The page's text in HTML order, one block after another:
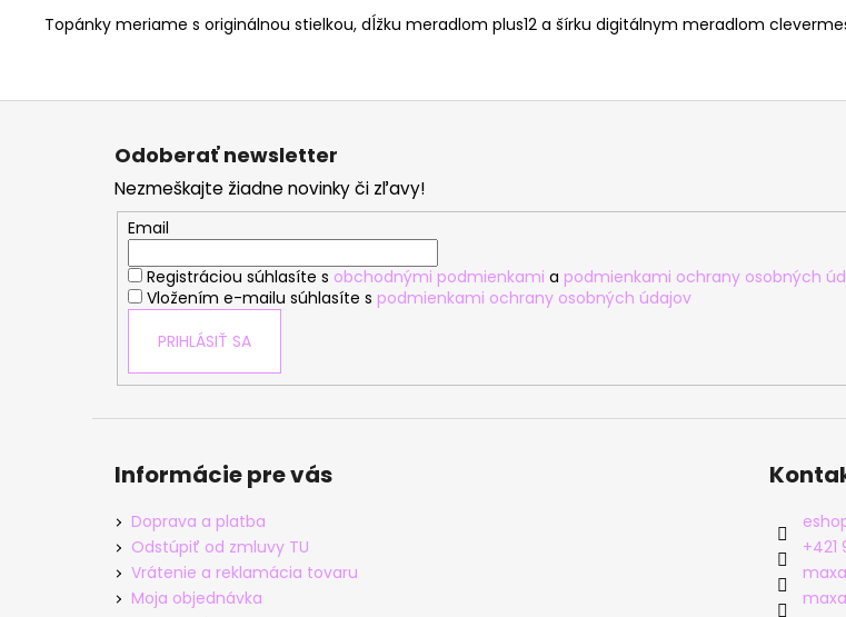
Topánky meriame s originálnou stielkou, dĺžku meradlom plus12 a šírku digitálnym meradlom
Z
Odoberať newsletter
Nezmeškajte žiadne novinky či zľavy!
Email
Registráciou súhlasíte s obchodnými podmienkami a podmienkami ochrany osobných
Vložením e-mailu súhlasíte s podmienkami ochrany osobných údajov
PRIHLÁSIŤ SA
Informácie pre vás
Doprava a platba
Odstúpiť od zmluvy TU
Vrátenie a reklamácia tovaru
Moja objednávka
+421